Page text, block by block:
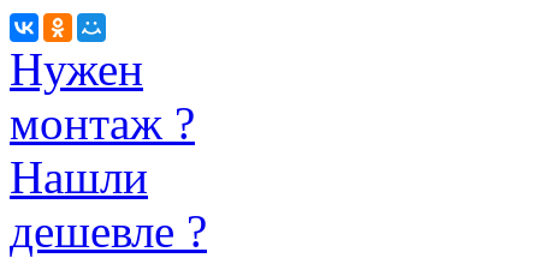
Нужен
монтаж ?
Нашли
дешевле ?